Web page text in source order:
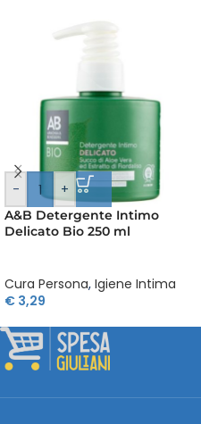
- +
A&B Detergente Intimo
Delicato Bio 250 ml
Cura Persona, Igiene Intima
€ 3,29